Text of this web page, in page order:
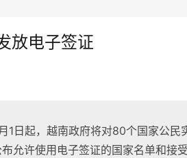
放电子签证
1日起，越南政府将对80个国家公民
允许使用电子签证的国家名单和接